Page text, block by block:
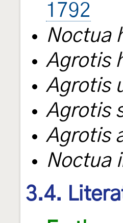
1792
Noctua
Agrotis
Agrotis
Agrotis
Agrotis
Noctua
3.4.